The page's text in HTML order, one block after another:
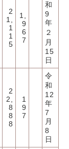
2
1,
1
1
5
1,
9
6
7
和
9
年
２
月
15
日
2
2,
8
8
8
1
9
7
令
和
12
年
7
月
8
日